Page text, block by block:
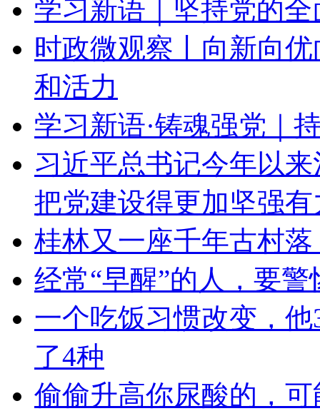
学习新语｜坚持党的
时政微观察丨向新向
和活力
学习新语·铸魂强党｜
习近平总书记今年以
把党建设得更加坚强有
桂林又一座千年古村
经常“早醒”的人，要
一个吃饭习惯改变，
了4种
偷偷升高你尿酸的，